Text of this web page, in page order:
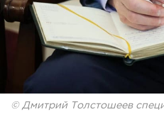
© Дмитрий Толстошеев